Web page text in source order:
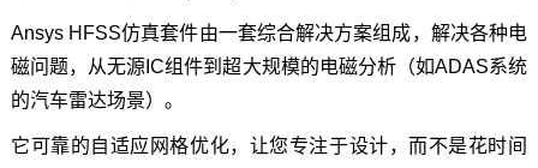
Ansys HFSS仿真套件由一套综合解决方案组成，解决各种电
磁问题，从无源IC组件到超大规模的电磁分析（如ADAS系统
的汽车雷达场景）。
它可靠的自适应网格优化，让您专注于设计，而不是花时间